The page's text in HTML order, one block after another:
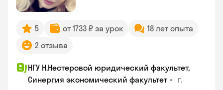
5 от 1733 ₽ за урок
18 лет опыта
2 отзыва
НГУ Н.Нестеровой юридический факультет,
Синергия экономический факультет • г.